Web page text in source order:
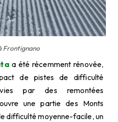
Frontignano
a été récemment rénovée,
de pistes de difficulté
par des remontées
une partie des Monts
difficulté moyenne-facile, un